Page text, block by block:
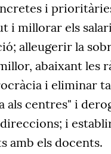
i
i millorar els
alleugerir la
abaixant les
i eliminar
als centres" i
i
amb els docents.